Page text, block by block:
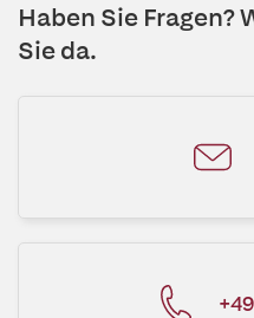
Haben Sie Fragen?
Sie da.